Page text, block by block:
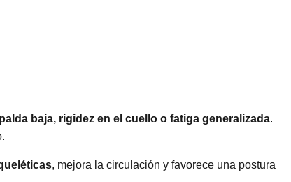
baja, rigidez en el cuello o fatiga generalizada.
, mejora la circulación y favorece una postura